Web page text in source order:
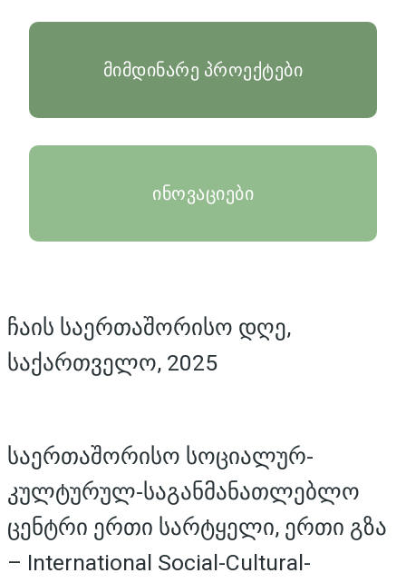
მიმდინარე პროექტები
ინოვაციები
ჩაის საერთაშორისო დღე,
საქართველო, 2025
საერთაშორისო სოციალურ-
კულტურულ-საგანმანათლებლო
ცენტრი ერთი სარტყელი, ერთი გზა
– International Social-Cultural-